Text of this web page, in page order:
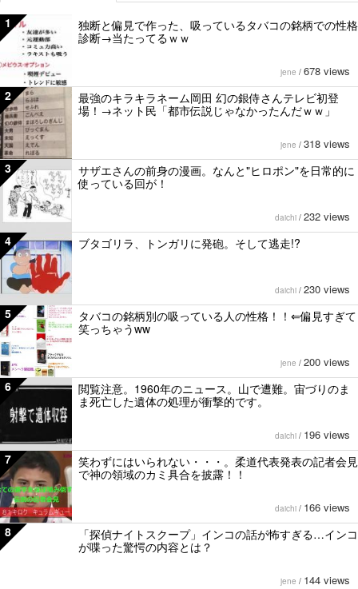
1
独断と偏見で作った、吸っているタバコの銘柄での性格
診断→当たってるｗｗ
jene / 678 views
2
最強のキラキラネーム岡田 幻の銀侍さんテレビ初登
場！→ネット民「都市伝説じゃなかったんだｗｗ」
jene / 318 views
3
サザエさんの前身の漫画。なんと"ヒロポン"を日常的に
使っている回が！
daichi / 232 views
4 ブタゴリラ、トンガリに発砲。そして逃走!?
daichi / 230 views
5
タバコの銘柄別の吸っている人の性格！！⇐偏見すぎて
笑っちゃうww
jene / 200 views
6
閲覧注意。1960年のニュース。山で遭難。宙づりのま
ま死亡した遺体の処理が衝撃的です。
daichi / 196 views
7
笑わずにはいられない・・・。柔道代表発表の記者会見
で神の領域のカミ具合を披露！！
daichi / 166 views
8
「探偵ナイトスクープ」インコの話が怖すぎる…インコ
が喋った驚愕の内容とは？
jene / 144 views